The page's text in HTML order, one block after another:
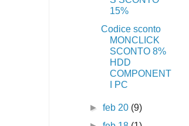
15%
Codice sconto
MONCLICK
SCONTO 8%
HDD
COMPONENT
I PC
►feb 20 (9)